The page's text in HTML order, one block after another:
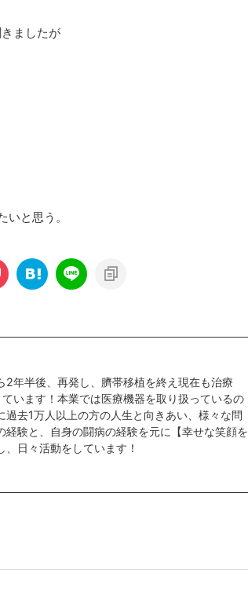
ましたが
と思う。
2年半後、再発し、臍帯移植を終え現在も治療
います！本業では医療機器を取り扱っているの
過去1万人以上の方の人生と向きあい、様々な問
経験と、自身の闘病の経験を元に【幸せな笑顔を
日々活動をしています！